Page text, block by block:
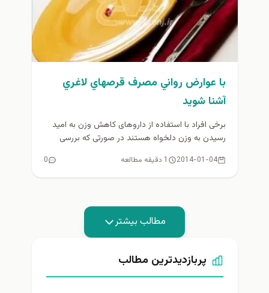
با عوارض رواني مصرف قرصهاي لاغري
آشنا شويد
برخی افراد با استفاده از داروهای کاهش وزن به امید
رسیدن به وزن دلخواه هستند در صورتی که بررسی
2014-01-04 1 دقیقه مطالعه 0
مطالب بیشتر
پربازدیدترین مطالب